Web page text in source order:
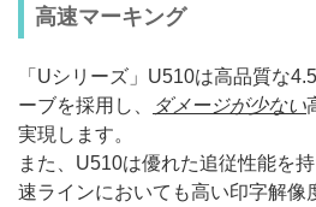
高速マーキング
「Uシリーズ」U510は高品質な
ーブを採用し、
ダメージが少ない
実現します。
また、U510は優れた追従性能を
速ラインにおいても高い印字解像